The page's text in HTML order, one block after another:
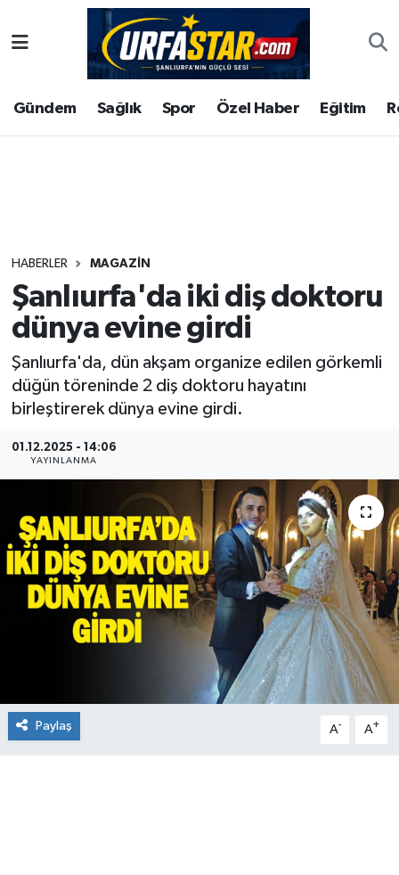
Gündem Sağlık Spor Özel Haber Eğitim
HABERLER MAGAZIN
Şanlıurfa'da iki diş doktoru
dünya evine girdi
Şanlıurfa'da, dün akşam organize edilen görkemli
düğün töreninde 2 diş doktoru hayatını
birleştirerek dünya evine girdi.
01.12.2025 - 14:06
YAYINLANMA
Paylaş A- A+
ASAYİS
ÇEVRE
Gündem
Kültür
Magazin
Şanlıurfa Nöbetçi Eczaneler
Şanlıurfa Hava Durumu
Tüm Manşetler
Son Dakika Haberleri
Haber Arşivi